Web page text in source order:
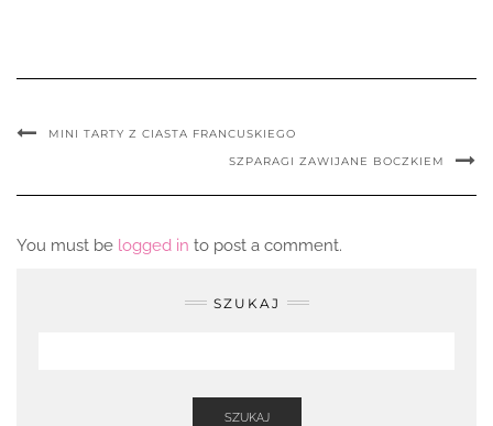
MINI TARTY Z CIASTA FRANCUSKIEGO
SZPARAGI ZAWIJANE BOCZKIEM
You must be logged in to post a comment.
SZUKAJ
SZUKAJ